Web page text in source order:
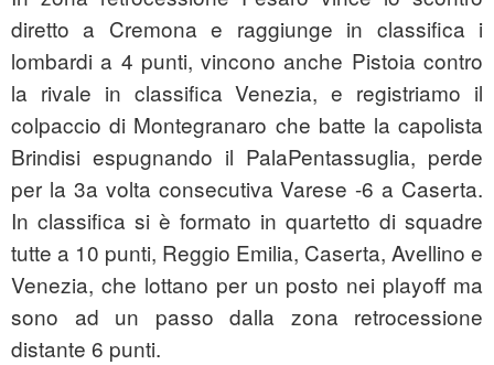
diretto a Cremona e raggiunge in classifica i
lombardi a 4 punti, vincono anche Pistoia contro
la rivale in classifica Venezia, e registriamo il
colpaccio di Montegranaro che batte la capolista
Brindisi espugnando il PalaPentassuglia, perde
per la 3a volta consecutiva Varese -6 a Caserta.
In classifica si è formato in quartetto di squadre
tutte a 10 punti, Reggio Emilia, Caserta, Avellino e
Venezia, che lottano per un posto nei playoff ma
sono ad un passo dalla zona retrocessione
distante 6 punti.